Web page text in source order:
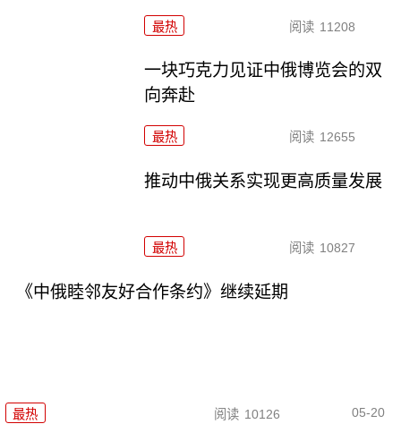
最热 阅读 11208
一块巧克力见证中俄博览会的双
向奔赴
最热 阅读 12655
推动中俄关系实现更高质量发展
最热 阅读 10827
《中俄睦邻友好合作条约》继续延期
最热 阅读 10126 05-20